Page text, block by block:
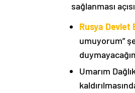
sağlanması
Rusya Devlet
umuyorum”
Umarım